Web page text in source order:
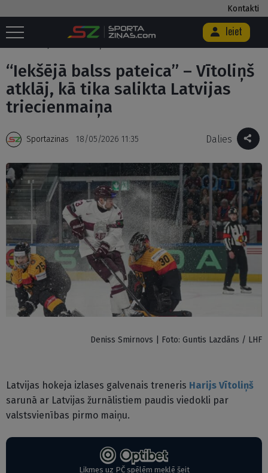
Kontakti
Ieiet
Sākums Ekskluzīvi / “Iekšējā balss pateica” – Vītoliņš atklāj, kā tika
“Iekšējā balss pateica” – Vītoliņš
atklāj, kā tika salikta Latvijas
triecienmaiņa
Sportazinas 18/05/2026 11:35 Dalies
Deniss Smirnovs | Foto: Guntis Lazdāns / LHF
Latvijas hokeja izlases galvenais treneris Harijs Vītoliņš
sarunā ar Latvijas žurnālistiem paudis viedokli par
valstsvienības pirmo maiņu.
Likmes uz PČ spēlēm meklē šeit